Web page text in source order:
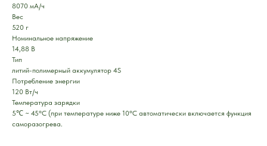
8070 мА/ч
Вес
520 г
Номинальное напряжение
14,88 В
Тип
литий-полимерный аккумулятор 4S
Потребление энергии
120 Вт/ч
Температура зарядки
5℃ ~ 45°C (при температуре ниже 10°C автоматически включается функция
саморазогрева.